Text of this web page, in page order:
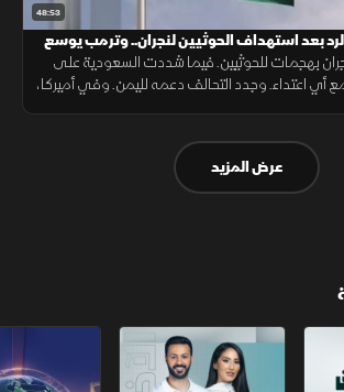
48:53
بعد استهداف الحوثيين لنجران.. وترمب يوسع
في نجران بهجمات للحوثيين. فيما شددت السعودية على
أي اعتداء. وجدد التحالف دعمه لليمن. وفي أميركا،
عرض المزيد
الخبر الآخر تقارير الشرق